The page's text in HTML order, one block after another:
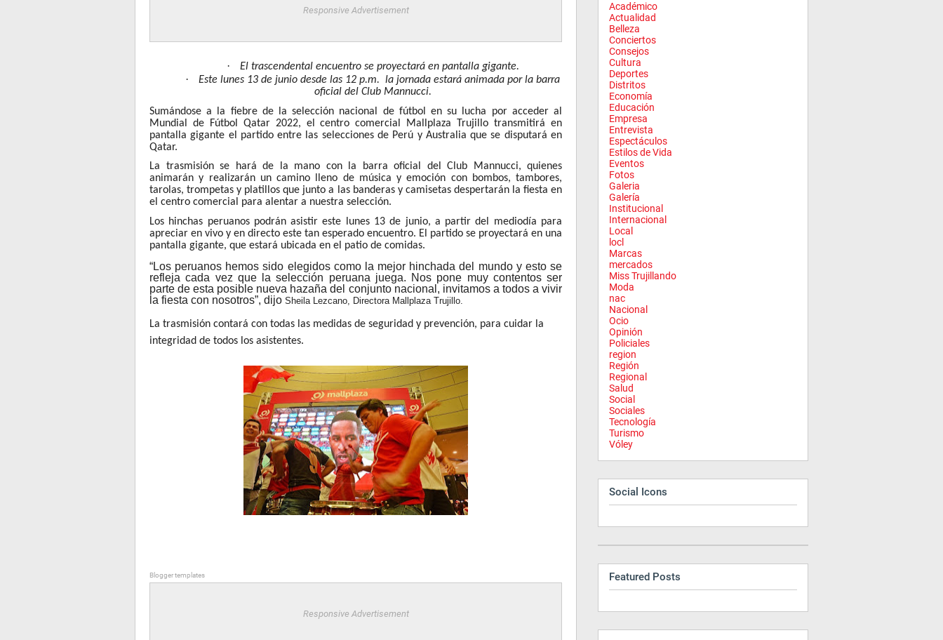
Responsive Advertisement
· El trascendental encuentro se proyectará en pantalla gigante.
·
Este lunes 13 de junio desde las 12 p.m. la jornada estará animada por la barra
oficial del Club Mannucci.
Sumándose a la fiebre de la selección nacional de fútbol en su lucha por acceder al
Mundial de Fútbol Qatar 2022, el centro comercial Mallplaza Trujillo transmitirá en
pantalla gigante el partido entre las selecciones de Perú y Australia que se disputará en
Qatar.
La trasmisión se hará de la mano con la barra oficial del Club Mannucci, quienes
animarán y realizarán un camino lleno de música y emoción con bombos, tambores,
tarolas, trompetas y platillos que junto a las banderas y camisetas despertarán la fiesta en
el centro comercial para alentar a nuestra selección.
Los hinchas peruanos podrán asistir este lunes 13 de junio, a partir del mediodía para
apreciar en vivo y en directo este tan esperado encuentro. El partido se proyectará en una
pantalla gigante, que estará ubicada en el patio de comidas.
“Los peruanos hemos sido elegidos como la mejor hinchada del mundo y esto se
refleja cada vez que la selección peruana juega. Nos pone muy contentos ser
parte de esta posible nueva hazaña del conjunto nacional, invitamos a todos a vivir
la fiesta con nosotros”, dijo Sheila Lezcano, Directora Mallplaza Trujillo.
La trasmisión contará con todas las medidas de seguridad y prevención, para cuidar la
integridad de todos los asistentes.
Blogger templates
Responsive Advertisement
Académico
Actualidad
Belleza
Conciertos
Consejos
Cultura
Deportes
Distritos
Economía
Educación
Empresa
Entrevista
Espectáculos
Estilos de Vida
Eventos
Fotos
Galeria
Galería
Institucional
Internacional
Local
locl
Marcas
mercados
Miss Trujillando
Moda
nac
Nacional
Ocio
Opinión
Policiales
region
Región
Regional
Salud
Social
Sociales
Tecnología
Turismo
Vóley
Social Icons
Featured Posts